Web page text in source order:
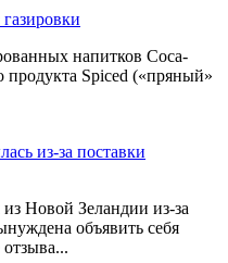
напитков Coca-
продукта Spiced («пряный»
из-за поставки
Новой Зеландии из-за
объявить себя